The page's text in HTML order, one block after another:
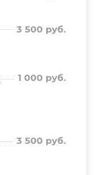
3 500 руб.
1 000 руб.
3 500 руб.